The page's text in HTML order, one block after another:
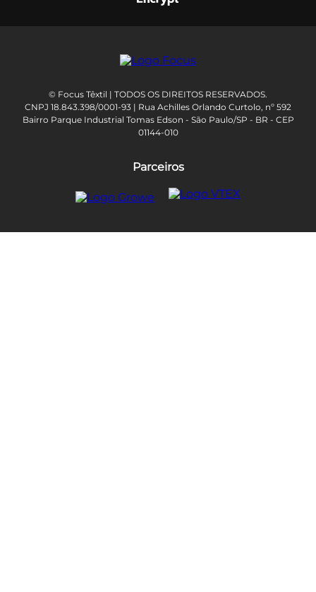
© Focus Têxtil | TODOS OS DIREITOS RESERVADOS.
CNPJ 18.843.398/0001-93 | Rua Achilles Orlando Curtolo, nº 592
Bairro Parque Industrial Tomas Edson - São Paulo/SP - BR - CEP
01144-010
Parceiros